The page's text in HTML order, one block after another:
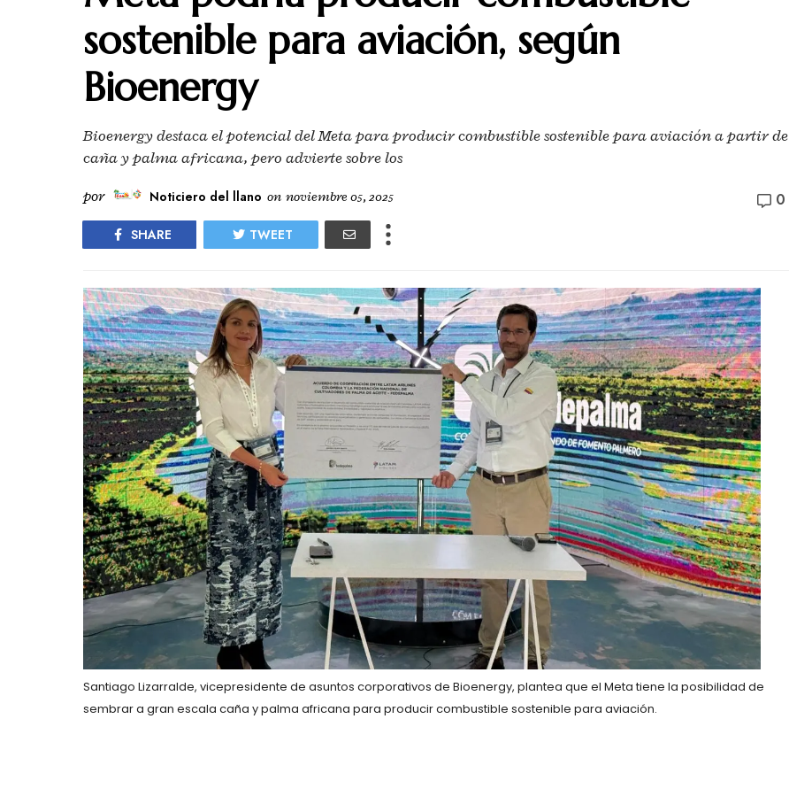
sostenible para aviación, según
Bioenergy
Bioenergy destaca el potencial del Meta para producir combustible sostenible para aviación a partir de
caña y palma africana, pero advierte sobre los
por Noticiero del llano on noviembre 05, 2025 0
SHARE TWEET
Santiago Lizarralde, vicepresidente de asuntos corporativos de Bioenergy, plantea que el Meta tiene la posibilidad de
sembrar a gran escala caña y palma africana para producir combustible sostenible para aviación.